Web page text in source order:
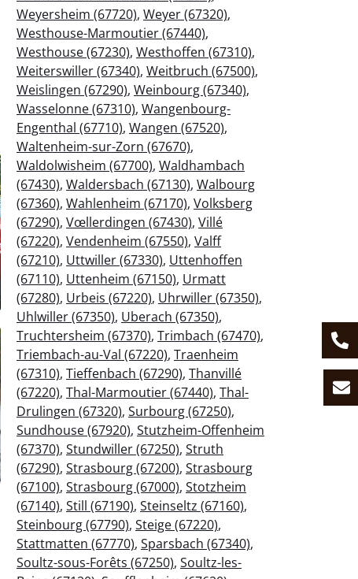
Weyersheim (67720), Weyer (67320),
Westhouse-Marmoutier (67440),
Westhouse (67230), Westhoffen (67310),
Weiterswiller (67340), Weitbruch (67500),
Weislingen (67290), Weinbourg (67340),
Wasselonne (67310), Wangenbourg-
Engenthal (67710), Wangen (67520),
Waltenheim-sur-Zorn (67670),
Waldolwisheim (67700), Waldhambach
(67430), Waldersbach (67130), Walbourg
(67360), Wahlenheim (67170), Volksberg
(67290), Vœllerdingen (67430), Villé
(67220), Vendenheim (67550), Valff
(67210), Uttwiller (67330), Uttenhoffen
(67110), Uttenheim (67150), Urmatt
(67280), Urbeis (67220), Uhrwiller (67350),
Uhlwiller (67350), Uberach (67350),
Truchtersheim (67370), Trimbach (67470),
Triembach-au-Val (67220), Traenheim
(67310), Tieffenbach (67290), Thanvillé
(67220), Thal-Marmoutier (67440), Thal-
Drulingen (67320), Surbourg (67250),
Sundhouse (67920), Stutzheim-Offenheim
(67370), Stundwiller (67250), Struth
(67290), Strasbourg (67200), Strasbourg
(67100), Strasbourg (67000), Stotzheim
(67140), Still (67190), Steinseltz (67160),
Steinbourg (67790), Steige (67220),
Stattmatten (67770), Sparsbach (67340),
Soultz-sous-Forêts (67250), Soultz-les-